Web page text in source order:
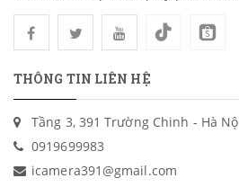
THÔNG TIN LIÊN HỆ
Tầng 3, 391 Trường Chinh - Hà
0919699983
icamera391@gmail.com